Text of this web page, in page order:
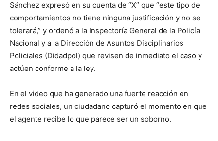
Sánchez expresó en su cuenta de “X” que “este tipo de
comportamientos no tiene ninguna justificación y no se
tolerará,” y ordenó a la Inspectoría General de la Policía
Nacional y a la Dirección de Asuntos Disciplinarios
Policiales (Didadpol) que revisen de inmediato el caso y
actúen conforme a la ley.
En el video que ha generado una fuerte reacción en
redes sociales, un ciudadano capturó el momento en que
el agente recibe lo que parece ser un soborno.